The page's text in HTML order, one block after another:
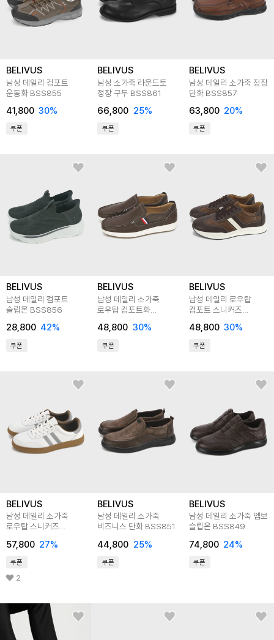
BELIVUS
남성 데일리 컴포트
운동화 BSS855
41,800 30%
쿠폰
BELIVUS
남성 소가죽 라운드토
정장 구두 BSS861
66,800 25%
쿠폰
BELIVUS
남성 데일리 소가죽 정장
단화 BSS857
63,800 20%
쿠폰
BELIVUS
남성 데일리 컴포트
슬립온 BSS856
28,800 42%
쿠폰
BELIVUS
남성 데일리 소가죽
로우탑 컴포트화
48,800 30%
쿠폰
BELIVUS
남성 데일리 로우탑
컴포트 스니커즈
48,800 30%
쿠폰
BELIVUS
남성 데일리 소가죽
로우탑 스니커즈
57,800 27%
쿠폰
2
BELIVUS
남성 데일리 소가죽
비즈니스 단화 BSS851
44,800 25%
쿠폰
BELIVUS
남성 데일리 소가죽 엠보
슬립온 BSS849
74,800 24%
쿠폰